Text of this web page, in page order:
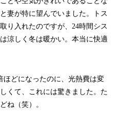
妻が特に望んでいました。トス
り入れたのですが、24時間シス
涼しく冬は暖かい。本当に快適
ほどになったのに、光熱費は変
くて、これには驚きました。た
ね（笑）。